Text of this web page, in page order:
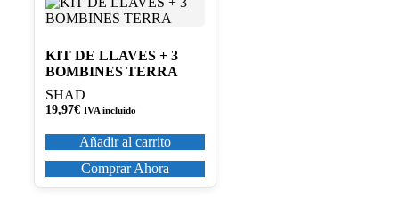
KIT DE LLAVES + 3
BOMBINES TERRA
SHAD
19,97€ IVA incluido
Añadir al carrito
Comprar Ahora